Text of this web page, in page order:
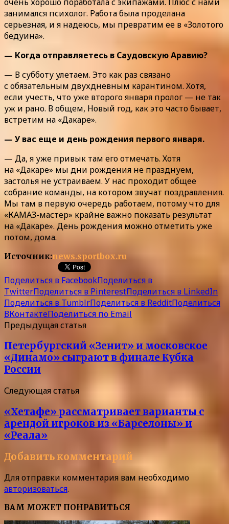
занимался психолог. Работа была проделана
серьезная, и я надеюсь, мы превратим ее в «Золотого
бедуина».
— Когда отправляетесь в Саудовскую Аравию?
— В субботу улетаем. Это как раз связано
с обязательным двухдневным карантином. Хотя,
если учесть, что уже второго января пролог — не так
уж и рано. В общем, Новый год, как это часто бывает,
встретим на «Дакаре».
— У вас еще и день рождения первого января.
— Да, я уже привык там его отмечать. Хотя
на «Дакаре» мы дни рождения не празднуем,
застолья не устраиваем. У нас проходит общее
собрание команды, на котором звучат поздравления.
Мы там в первую очередь работаем, потому что для
«КАМАЗ-мастер» крайне важно показать результат
на «Дакаре». День рождения можно отметить уже
потом, дома.
Источник:news.sportbox.ru
Поделиться в FacebookПоделиться в
TwitterПоделиться в PinterestПоделиться в LinkedIn
Поделиться в TumblrПоделиться в RedditПоделиться
ВКонтактеПоделиться по Email
Предыдущая статья
Петербургский «Зенит» и московское
«Динамо» сыграют в финале Кубка
России
Следующая статья
«Хетафе» рассматривает варианты с
арендой игроков из «Барселоны» и
«Реала»
Добавить комментарий
Для отправки комментария вам необходимо
авторизоваться.
ВАМ МОЖЕТ ПОНРАВИТЬСЯ